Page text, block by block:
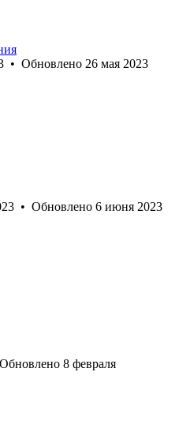
• Обновлено 26 мая 2023
• Обновлено 6 июня 2023
Обновлено 8 февраля